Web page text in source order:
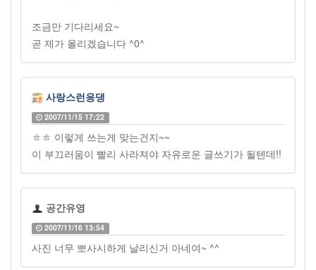
조금만 기다리세요~
곧 제가 올리겠습니다 ^0^
사랑스런응댕
2007/11/15 17:22
ㅎㅎ 이렇게 쓰는게 맞는건지~~
이 부끄러움이 빨리 사라져야 자유로운 글쓰기가 될텐데!!
공간유영
2007/11/16 13:54
사진 너무 뽀사시하게 날리신거 아네여~ ^^